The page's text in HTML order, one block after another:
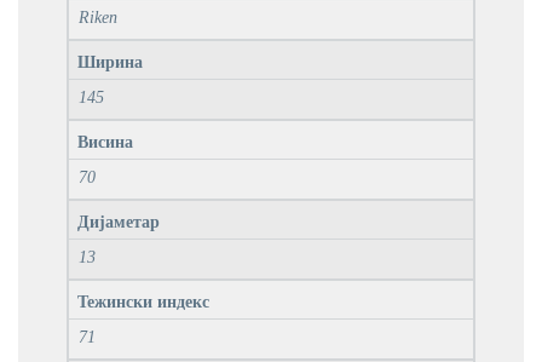
Riken
Ширина
145
Висина
70
Дијаметар
13
Тежински индекс
71